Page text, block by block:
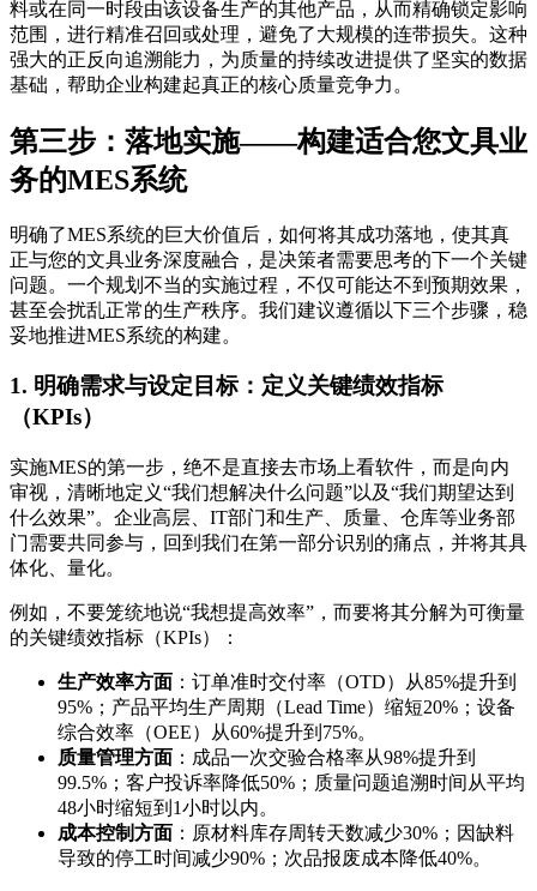
料或在同一时段由该设备生产的其他产品，从而精确锁定影响
范围，进行精准召回或处理，避免了大规模的连带损失。这种
强大的正反向追溯能力，为质量的持续改进提供了坚实的数据
基础，帮助企业构建起真正的核心质量竞争力。
第三步：落地实施——构建适合您文具业
务的MES系统
明确了MES系统的巨大价值后，如何将其成功落地，使其真
正与您的文具业务深度融合，是决策者需要思考的下一个关键
问题。一个规划不当的实施过程，不仅可能达不到预期效果，
甚至会扰乱正常的生产秩序。我们建议遵循以下三个步骤，稳
妥地推进MES系统的构建。
1. 明确需求与设定目标：定义关键绩效指标
（KPIs）
实施MES的第一步，绝不是直接去市场上看软件，而是向内
审视，清晰地定义“我们想解决什么问题”以及“我们期望达到
什么效果”。企业高层、IT部门和生产、质量、仓库等业务部
门需要共同参与，回到我们在第一部分识别的痛点，并将其具
体化、量化。
例如，不要笼统地说“我想提高效率”，而要将其分解为可衡量
的关键绩效指标（KPIs）：
生产效率方面 ：订单准时交付率（OTD）从85%提升到
95%；产品平均生产周期（Lead Time）缩短20%；设备
综合效率（OEE）从60%提升到75%。
质量管理方面 ：成品一次交验合格率从98%提升到
99.5%；客户投诉率降低50%；质量问题追溯时间从平均
48小时缩短到1小时以内。
成本控制方面 ：原材料库存周转天数减少30%；因缺料
导致的停工时间减少90%；次品报废成本降低40%。